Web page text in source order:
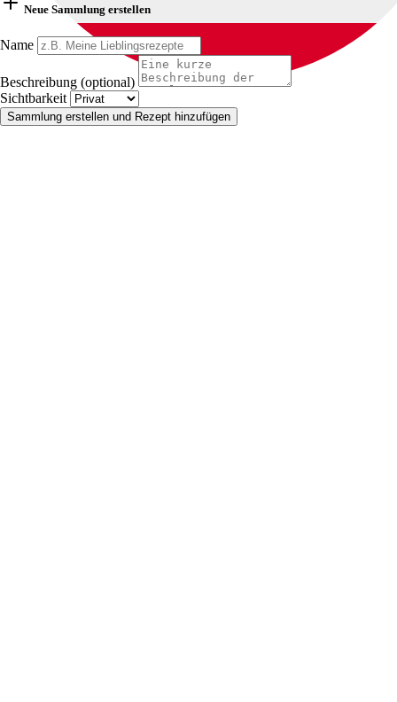
Neue Sammlung erstellen
Name
Beschreibung (optional)
Sichtbarkeit
Sammlung erstellen und Rezept hinzufügen